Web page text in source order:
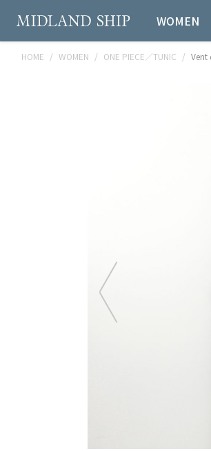
WOMEN
HOME WOMEN ONE PIECE／TUNIC Vent